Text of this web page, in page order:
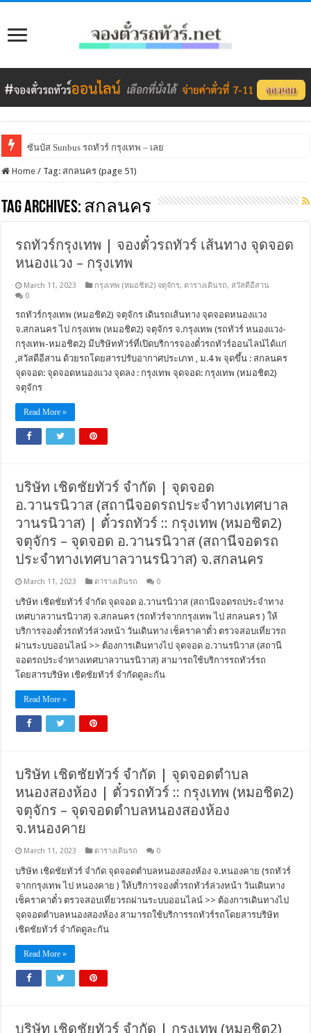
ซันบัส Sunbus รถทัวร์ กรุงเทพ – เลย
Home / Tag: สกลนคร (page 51)
Tag Archives: สกลนคร
รถทัวร์กรุงเทพ | จองตั๋วรถทัวร์ เส้นทาง จุดจอด
หนองแวง – กรุงเทพ
March 11, 2023 กรุงเทพ (หมอชิต2) จตุจักร, ตารางเดินรถ, สวัสดีอีสาน
0
รถทัวร์กรุงเทพ (หมอชิต2) จตุจักร เดินรถเส้นทาง จุดจอดหนองแวง
จ.สกลนคร ไป กรุงเทพ (หมอชิต2) จตุจักร จ.กรุงเทพ (รถทัวร์ หนองแวง-
กรุงเทพ-หมอชิต2) มีบริษัททัวร์ที่เปิดบริการจองตั๋วรถทัวร์ออนไลน์ได้แก่
,สวัสดีอีสาน ด้วยรถโดยสารปรับอากาศประเภท , ม.4 พ จุดขึ้น : สกลนคร
จุดจอด: จุดจอดหนองแวง จุดลง : กรุงเทพ จุดจอด: กรุงเทพ (หมอชิต2)
จตุจักร
Read More »
บริษัท เชิดชัยทัวร์ จำกัด | จุดจอด
อ.วานรนิวาส (สถานีจอดรถประจำทางเทศบาล
วานรนิวาส) | ตั๋วรถทัวร์ :: กรุงเทพ (หมอชิต2)
จตุจักร – จุดจอด อ.วานรนิวาส (สถานีจอดรถ
ประจำทางเทศบาลวานรนิวาส) จ.สกลนคร
March 11, 2023 ตารางเดินรถ 0
บริษัท เชิดชัยทัวร์ จำกัด จุดจอด อ.วานรนิวาส (สถานีจอดรถประจำทาง
เทศบาลวานรนิวาส) จ.สกลนคร (รถทัวร์จากกรุงเทพ ไป สกลนคร ) ให้
บริการจองตั๋วรถทัวร์ล่วงหน้า วันเดินทาง เช็คราคาตั๋ว ตรวจสอบเที่ยวรถ
ผ่านระบบออนไลน์ >> ต้องการเดินทางไป จุดจอด อ.วานรนิวาส (สถานี
จอดรถประจำทางเทศบาลวานรนิวาส) สามารถใช้บริการรถทัวร์รถ
โดยสารบริษัท เชิดชัยทัวร์ จำกัดดูละกัน
Read More »
บริษัท เชิดชัยทัวร์ จำกัด | จุดจอดตำบล
หนองสองห้อง | ตั๋วรถทัวร์ :: กรุงเทพ (หมอชิต2)
จตุจักร – จุดจอดตำบลหนองสองห้อง
จ.หนองคาย
March 11, 2023 ตารางเดินรถ 0
บริษัท เชิดชัยทัวร์ จำกัด จุดจอดตำบลหนองสองห้อง จ.หนองคาย (รถทัวร์
จากกรุงเทพ ไป หนองคาย ) ให้บริการจองตั๋วรถทัวร์ล่วงหน้า วันเดินทาง
เช็คราคาตั๋ว ตรวจสอบเที่ยวรถผ่านระบบออนไลน์ >> ต้องการเดินทางไป
จุดจอดตำบลหนองสองห้อง สามารถใช้บริการรถทัวร์รถโดยสารบริษัท
เชิดชัยทัวร์ จำกัดดูละกัน
Read More »
บริษัท เชิดชัยทัวร์ จำกัด | กรุงเทพ (หมอชิต2)